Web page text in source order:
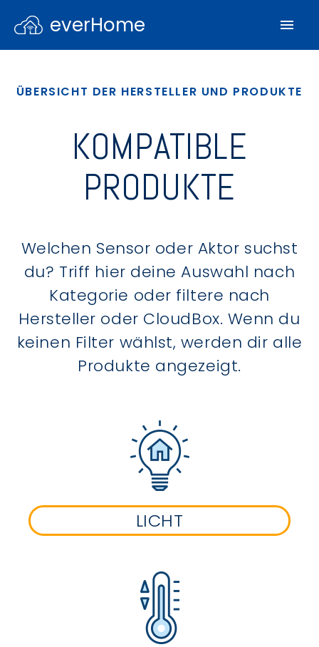
everHome
ÜBERSICHT DER HERSTELLER UND PRODUKTE
KOMPATIBLE
PRODUKTE
Welchen Sensor oder Aktor suchst
du? Triff hier deine Auswahl nach
Kategorie oder filtere nach
Hersteller oder CloudBox. Wenn du
keinen Filter wählst, werden dir alle
Produkte angezeigt.
LICHT